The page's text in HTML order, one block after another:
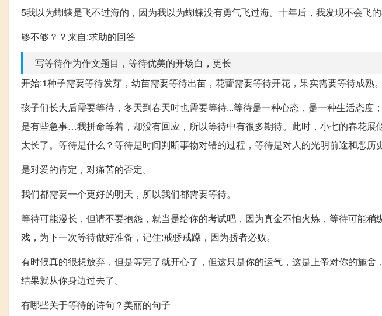
5我以为蝴蝶是飞不过海的，因为我以为蝴蝶没有勇气飞过海。十年后，我发现不会飞
够不够？？来自:求助的回答
写等待作为作文题目，等待优美的开场白，更长
开始:1种子需要等待发芽，幼苗需要等待出苗，花蕾需要等待开花，果实需要等待成熟。
孩子们长大后需要等待，冬天到春天时也需要等待...等待是一种心态，是一种生活态度
是有些急事…我拼命等着，却没有回应，所以等待中有很多期待。此时，小七的春花展
太长了。等待是什么？等待是时间判断事物对错的过程，等待是对人的光明前途和恶历
是对爱的肯定，对痛苦的否定。
我们都需要一个更好的明天，所以我们都需要等待。
等待可能漫长，但请不要抱怨，就当是给你的考试吧，因为真金不怕火炼，等待可能
戏，为下一次等待做好准备，记住:戒骄戒躁，因为骄者必败。
有时候真的很想放弃，但是等完了就开心了，但这只是你的运气，这是上帝对你的施
结果就从你身边过去了。
有哪些关于等待的诗句？美丽的句子